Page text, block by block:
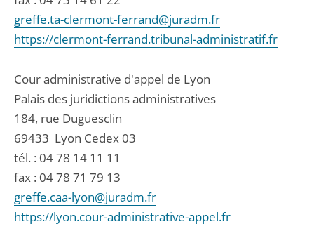
greffe.ta-clermont-ferrand@juradm.fr
https://clermont-ferrand.tribunal-administratif.fr
Cour administrative d'appel de Lyon
Palais des juridictions administratives
184, rue Duguesclin
69433 Lyon Cedex 03
tél. : 04 78 14 11 11
fax : 04 78 71 79 13
greffe.caa-lyon@juradm.fr
https://lyon.cour-administrative-appel.fr